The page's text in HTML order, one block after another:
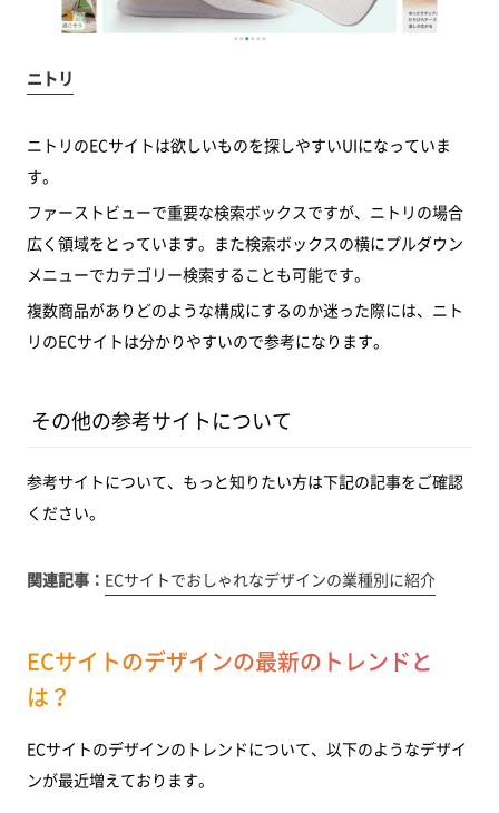
ニトリ
ニトリのECサイトは欲しいものを探しやすいUIになっていま
す。
ファーストビューで重要な検索ボックスですが、ニトリの場合
広く領域をとっています。また検索ボックスの横にプルダウン
メニューでカテゴリー検索することも可能です。
複数商品がありどのような構成にするのか迷った際には、ニト
リのECサイトは分かりやすいので参考になります。
その他の参考サイトについて
参考サイトについて、もっと知りたい方は下記の記事をご確認
ください。
関連記事： ECサイトでおしゃれなデザインの業種別に紹介
ECサイトのデザインの最新のトレンドと
は？
ECサイトのデザインのトレンドについて、以下のようなデザイ
ンが最近増えております。